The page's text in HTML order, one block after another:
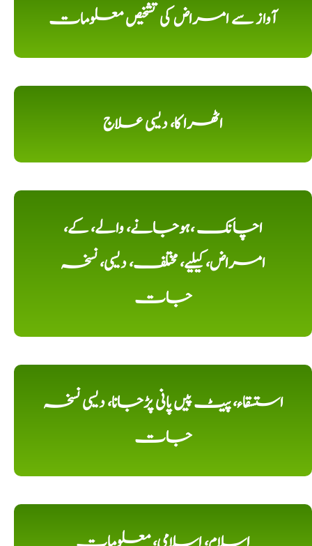
آواز سے امراض کی تشخیص معلومات
اٹھرا کا، دیسی علاج
اچانک ،ہوجانے، والے، کے،
امراض، کیلیے، مختلف، دیسی، نسخہ
جات
استسقاء، پیٹ پیں پانی پڑجانا، دیسی نسخہ
جات